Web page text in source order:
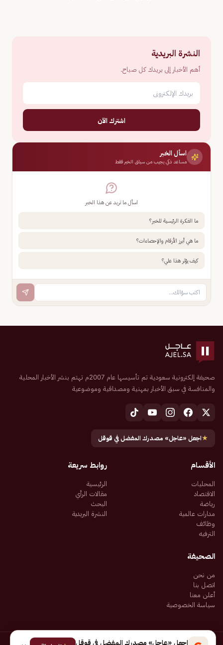
النشرة البريدية
أهم الأخبار إلى بريدك كل صباح.
اشترك الآن
اسأل الخبر
مساعد ذكي يجيب من سياق الخبر فقط
اسأل ما تريد عن هذا الخبر
ما الفكرة الرئيسية للخبر؟
ما هي أبرز الأرقام والإحصاءات؟
كيف يؤثر هذا علي؟
صحيفة إلكترونية سعودية تم تأسيسها عام 2007م تهتم بنشر الأخبار المحلية
والمنافسة في سبق الأخبار بمهنية ومصداقية وموضوعية
★اجعل «عاجل» مصدرك المفضل في قوقل
الأقسام
المحليات
الاقتصاد
رياضة
مدارات عالمية
وظائف
الترفيه
روابط سريعة
الرئيسية
مقالات الرأي
البحث
النشرة البريدية
الصحيفة
من نحن
اتصل بنا
أعلن معنا
سياسة الخصوصية
اجعل «عاجل» مصدرك المفضل في قوقل